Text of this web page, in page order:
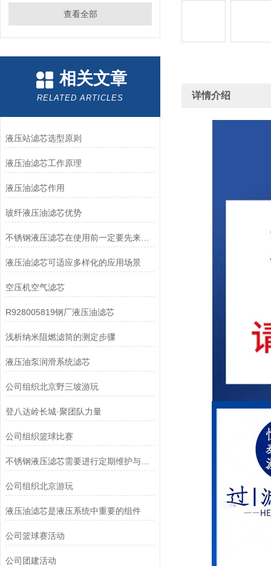
查看全部
相关文章
RELATED ARTICLES
液压站滤芯选型原则
液压油滤芯工作原理
液压油滤芯作用
玻纤液压油滤芯优势
不锈钢液压滤芯在使用前一定要先来了解下这些
液压油滤芯可适应多样化的应用场景
空压机空气滤芯
R928005819钢厂液压油滤芯
浅析纳米阻燃滤筒的测定步骤
液压油泵润滑系统滤芯
公司组织北京野三坡游玩
登八达岭长城·聚团队力量
公司组织篮球比赛
不锈钢液压滤芯需要进行定期维护与清洁
公司组织北京游玩
液压油滤芯是液压系统中重要的组件
公司篮球赛活动
公司团建活动
详情介绍